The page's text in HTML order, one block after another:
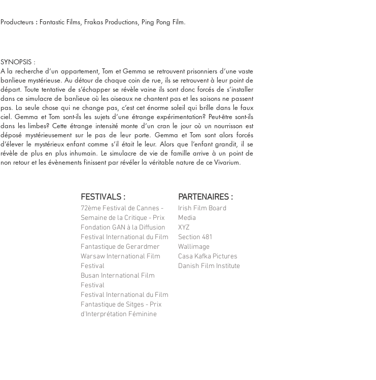
Producteurs : Fantastic Films, Frakas Productions, Ping Pong Film.
SYNOPSIS :
A la recherche d’un appartement, Tom et Gemma se retrouvent prisonniers d’une vaste
banlieue mystérieuse. Au détour de chaque coin de rue, ils se retrouvent à leur point de
départ. Toute tentative de s’échapper se révèle vaine ils sont donc forcés de s’installer
dans ce simulacre de banlieue où les oiseaux ne chantent pas et les saisons ne passent
pas. La seule chose qui ne change pas, c’est cet énorme soleil qui brille dans le faux
ciel. Gemma et Tom sont-ils les sujets d’une étrange expérimentation? Peut-être sont-ils
dans les limbes? Cette étrange intensité monte d’un cran le jour où un nourrisson est
déposé mystérieusement sur le pas de leur porte. Gemma et Tom sont alors forcés
d’élever le mystérieux enfant comme s’il était le leur. Alors que l’enfant grandit, il se
révèle de plus en plus inhumain. Le simulacre de vie de famille arrive à un point de
non retour et les évènements finissent par révéler la véritable nature de ce Vivarium.
PARTENAIRES :
Irish Film Board
Media
XYZ
Section 481
Wallimage
Casa Kafka Pictures
Danish Film Institute
FESTIVALS :
72ème Festival de Cannes -
Semaine de la Critique - Prix
Fondation GAN à la Diffusion
Festival International du Film
Fantastique de Gerardmer
Warsaw International Film
Festival
Busan International Film
Festival
Festival International du Film
Fantastique de Sitges - Prix
d'Interprétation Féminine